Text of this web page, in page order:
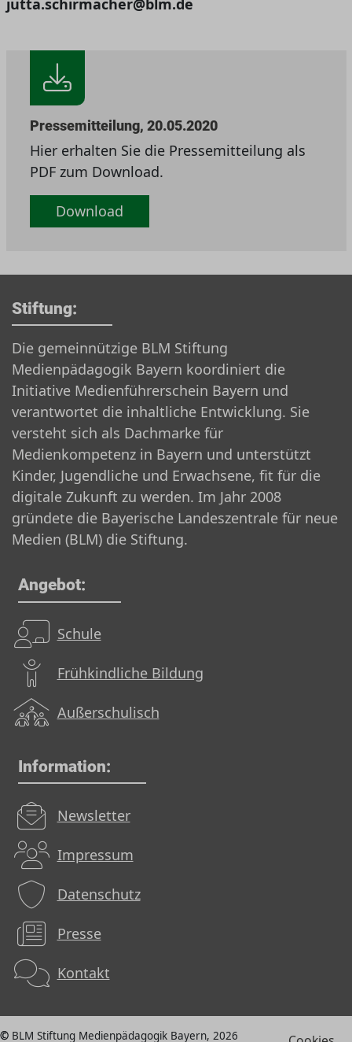
jutta.schirmacher@blm.de
Pressemitteilung, 20.05.2020
Hier erhalten Sie die Pressemitteilung als
PDF zum Download.
Download
Stiftung:
Die gemeinnützige BLM Stiftung
Medienpädagogik Bayern koordiniert die
Initiative Medienführerschein Bayern und
verantwortet die inhaltliche Entwicklung. Sie
versteht sich als Dachmarke für
Medienkompetenz in Bayern und unterstützt
Kinder, Jugendliche und Erwachsene, fit für die
digitale Zukunft zu werden. Im Jahr 2008
gründete die Bayerische Landeszentrale für neue
Medien (BLM) die Stiftung.
Angebot:
Schule
Frühkindliche Bildung
Außerschulisch
Information:
Newsletter
Impressum
Datenschutz
Presse
Kontakt
BLM Stiftung Medienpädagogik Bayern, 2026